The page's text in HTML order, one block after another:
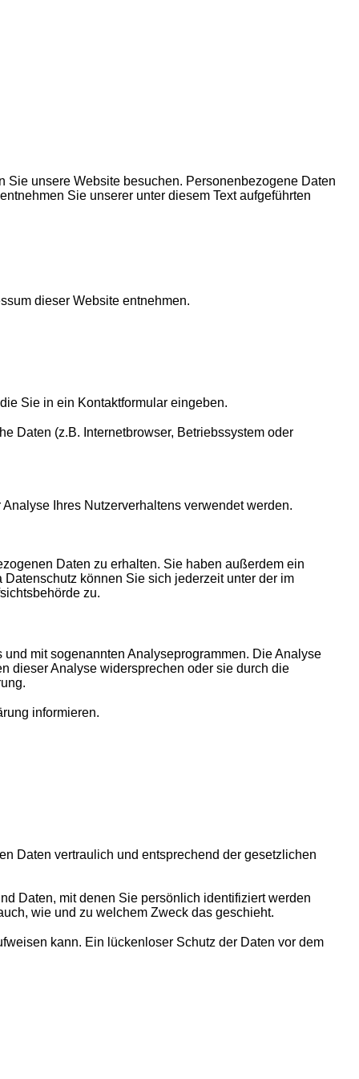
unsere Website besuchen. Personenbezogene Daten
Sie unserer unter diesem Text aufgeführten
dieser Website entnehmen.
Sie in ein Kontaktformular eingeben.
Daten (z.B. Internetbrowser, Betriebssystem oder
Ihres Nutzerverhaltens verwendet werden.
Daten zu erhalten. Sie haben außerdem ein
können Sie sich jederzeit unter der im
zu.
mit sogenannten Analyseprogrammen. Die Analyse
dieser Analyse widersprechen oder sie durch die
informieren.
Daten vertraulich und entsprechend der gesetzlichen
Daten, mit denen Sie persönlich identifiziert werden
wie und zu welchem Zweck das geschieht.
kann. Ein lückenloser Schutz der Daten vor dem